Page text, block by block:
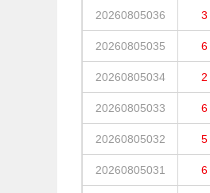
20260805036 3
20260805035 6
20260805034 2
20260805033 6
20260805032 5
20260805031 6